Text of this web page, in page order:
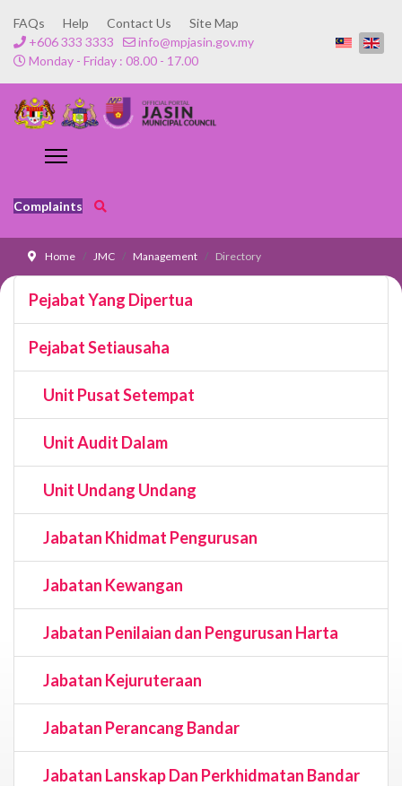
FAQs Help Contact Us
Site Map
+606 333 3333
info@mpjasin.gov.my
Monday - Friday : 08.00 - 17.00
Complaints
Home JMC Management Directory
Pejabat Yang Dipertua
Pejabat Setiausaha
Unit Pusat Setempat
Unit Audit Dalam
Unit Undang Undang
Jabatan Khidmat Pengurusan
Jabatan Kewangan
Jabatan Penilaian dan Pengurusan Harta
Jabatan Kejuruteraan
Jabatan Perancang Bandar
Jabatan Lanskap Dan Perkhidmatan Bandar